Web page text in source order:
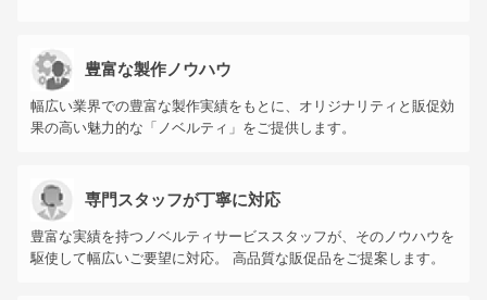
豊富な製作ノウハウ
幅広い業界での豊富な製作実績をもとに、オリジナリティと販促効
果の高い魅力的な「ノベルティ」をご提供します。
専門スタッフが丁寧に対応
豊富な実績を持つノベルティサービススタッフが、そのノウハウを
駆使して幅広いご要望に対応。 高品質な販促品をご提案します。